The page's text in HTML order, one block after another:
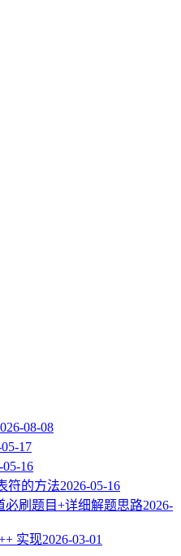
08-08
17
05-16
符的方法2026-05-16
必刷题目+详细解题思路2026-
实现2026-03-01